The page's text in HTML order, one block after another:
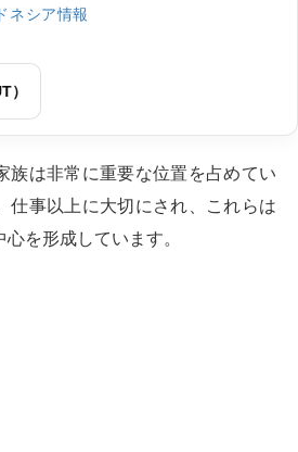
）
族は非常に重要な位置を占めてい
仕事以上に大切にされ、これらは
を形成しています。